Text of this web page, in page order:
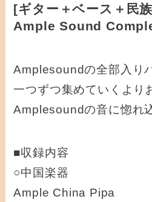
[ギター＋ベース＋民
Ample Sound
Amplesoundの全部入り
一つずつ集めていくより
Amplesoundの音に惚れ
■収録内容
○中国楽器
Ample China Pipa